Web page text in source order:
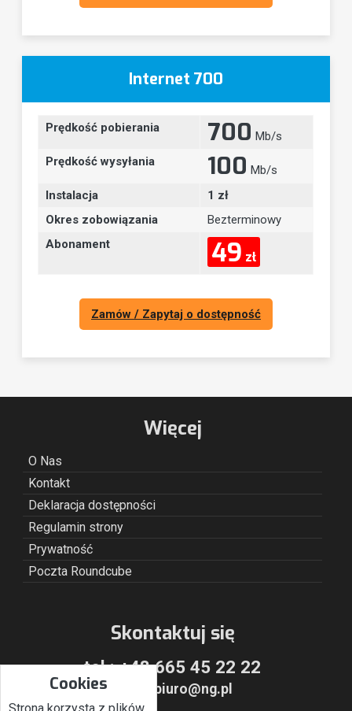
Internet 700
Prędkość pobierania 700 Mb/s
Prędkość wysyłania
100 Mb/s
Instalacja
1 zł
Okres zobowiązania
Bezterminowy
Abonament
49 zł
Zamów / Zapytaj o dostępność
Więcej
O Nas
Kontakt
Deklaracja dostępności
Regulamin strony
Prywatność
Poczta Roundcube
Skontaktuj się
tel.:+48 665 45 22 22
biuro@ng.pl
Cookies